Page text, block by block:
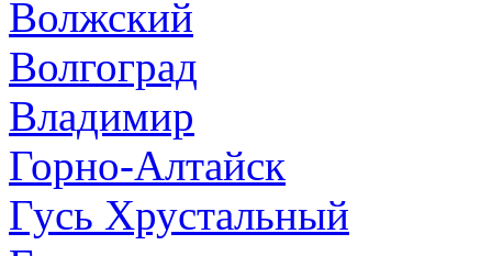
Волжский
Волгоград
Владимир
Горно-Алтайск
Гусь Хрустальный